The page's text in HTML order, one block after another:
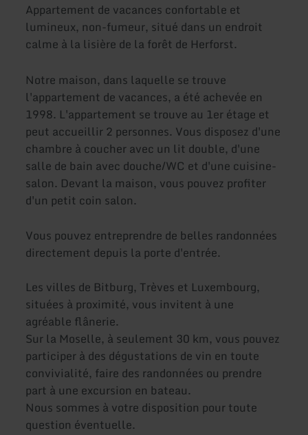
Appartement de vacances confortable et
lumineux, non-fumeur, situé dans un endroit
calme à la lisière de la forêt de Herforst.
Notre maison, dans laquelle se trouve
l'appartement de vacances, a été achevée en
1998. L'appartement se trouve au 1er étage et
peut accueillir 2 personnes. Vous disposez d'une
chambre à coucher avec un lit double, d'une
salle de bain avec douche/WC et d'une cuisine-
salon. Devant la maison, vous pouvez profiter
d'un petit coin salon.
Vous pouvez entreprendre de belles randonnées
directement depuis la porte d'entrée.
Les villes de Bitburg, Trèves et Luxembourg,
situées à proximité, vous invitent à une
agréable flânerie.
Sur la Moselle, à seulement 30 km, vous pouvez
participer à des dégustations de vin en toute
convivialité, faire des randonnées ou prendre
part à une excursion en bateau.
Nous sommes à votre disposition pour toute
question éventuelle.